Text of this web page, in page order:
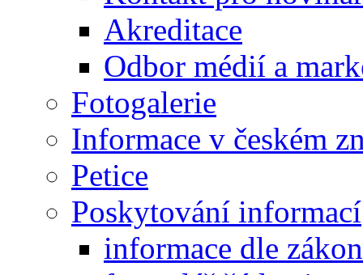
Akreditace
Odbor médií a
Fotogalerie
Informace v českém
Petice
Poskytování informací
informace dle